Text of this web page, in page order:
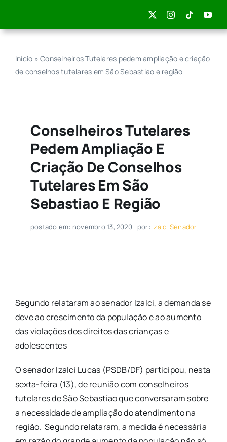
content
Início »Conselheiros Tutelares pedem ampliação e criação
de conselhos tutelares em São Sebastiao e região
Conselheiros Tutelares
Pedem Ampliação E
Criação De Conselhos
Tutelares Em São
Sebastiao E Região
postado em: novembro 13, 2020 por: Izalci Senador
Segundo relataram ao senador Izalci, a demanda se
deve ao crescimento da população e ao aumento
das violações dos direitos das crianças e
adolescentes
O senador Izalci Lucas (PSDB/DF) participou, nesta
sexta-feira (13), de reunião com conselheiros
tutelares de São Sebastiao que conversaram sobre
a necessidade de ampliação do atendimento na
região. Segundo relataram, a medida é necessária